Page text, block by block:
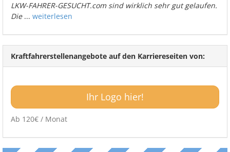
LKW-FAHRER-GESUCHT.com sind wirklich sehr gut gelaufen.
Die... weiterlesen
Kraftfahrerstellenangebote auf den Karriereseiten von:
Ihr Logo hier!
Ab 120€ / Monat